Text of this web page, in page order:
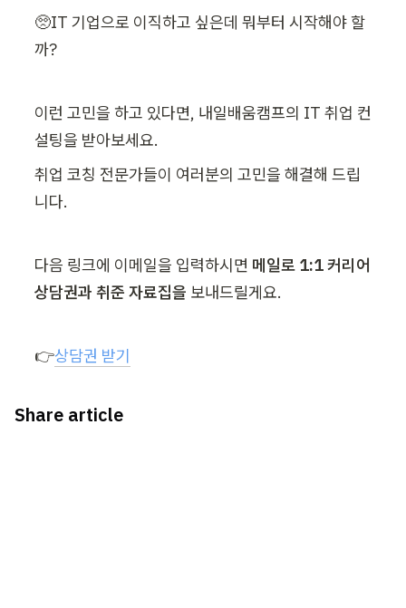
🥺IT 기업으로 이직하고 싶은데 뭐부터 시작해야 할
까?
이런 고민을 하고 있다면, 내일배움캠프의 IT 취업 컨
설팅을 받아보세요.
취업 코칭 전문가들이 여러분의 고민을 해결해 드립
니다.
다음 링크에 이메일을 입력하시면 메일로 1:1 커리어
상담권과 취준 자료집을 보내드릴게요.
👉상담권 받기
Share article